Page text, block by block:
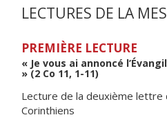
LECTURES DE LA
PREMIÈRE LECTURE
« Je vous ai annoncé
» (2 Co 11, 1-11)
Lecture de la deuxième lettre
Corinthiens